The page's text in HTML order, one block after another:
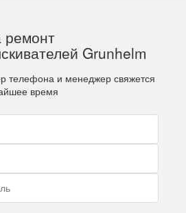
ремонт
Grunhelm
телефона и менеджер свяжется
время
данные
бренда продукта,